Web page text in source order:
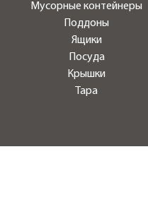
Мусорные контейнеры
Поддоны
Ящики
Посуда
Крышки
Тара